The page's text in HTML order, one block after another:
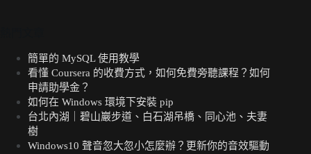
簡單的 MySQL 使用教學
看懂 Coursera 的收費方式，如何免費旁聽課程？如何
申請助學金？
如何在 Windows 環境下安裝 pip
台北內湖｜碧山巖步道、白石湖吊橋、同心池、夫妻
樹
Windows10 聲音忽大忽小怎麼辦？更新你的音效驅動